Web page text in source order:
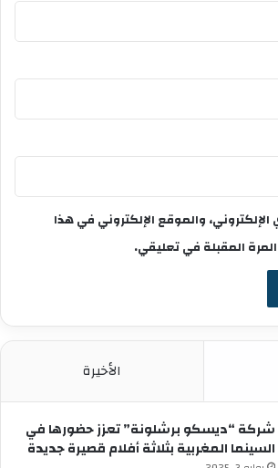
والموقع الإلكتروني في هذا
المقبلة في تعليقي.
الأخيرة
شركة “ديسكو برشلونة” تعزز حضورها في
السينما المغربية بثلاثة أفلام قصيرة جديدة